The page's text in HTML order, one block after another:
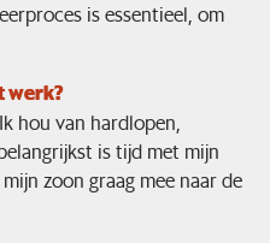
is essentieel, om
werk?
hou van hardlopen,
is tijd met mijn
zoon graag mee naar de